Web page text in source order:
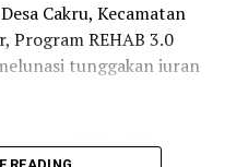
Cakru, Kecamatan
Program REHAB 3.0
tunggakan iuran
PBPU (Pekerja